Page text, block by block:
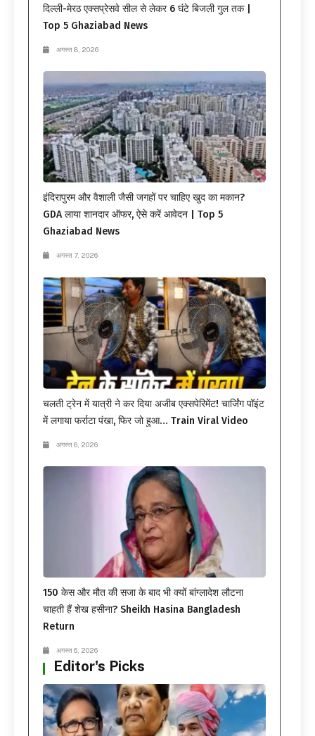
दिल्ली-मेरठ एक्सप्रेसवे सील से लेकर 6 घंटे बिजली गुल तक |
Top 5 Ghaziabad News
अगस्त 8, 2026
इंदिरापुरम और वैशाली जैसी जगहों पर चाहिए खुद का मकान?
GDA लाया शानदार ऑफर, ऐसे करें आवेदन | Top 5
Ghaziabad News
अगस्त 7, 2026
चलती ट्रेन में यात्री ने कर दिया अजीब एक्सपेरिमेंट! चार्जिंग पॉइंट
में लगाया फर्राटा पंखा, फिर जो हुआ… Train Viral Video
अगस्त 6, 2026
150 केस और मौत की सजा के बाद भी क्यों बांग्लादेश लौटना
चाहती हैं शेख हसीना? Sheikh Hasina Bangladesh
Return
अगस्त 6, 2026
Editor's Picks